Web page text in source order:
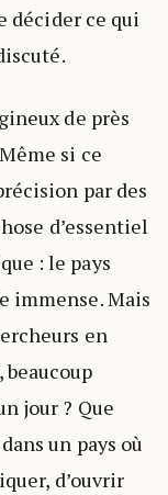
décider ce qui
de près
si ce
par des
d’essentiel
: le pays
immense. Mais
en
jour ? Que
un pays où
d’ouvrir